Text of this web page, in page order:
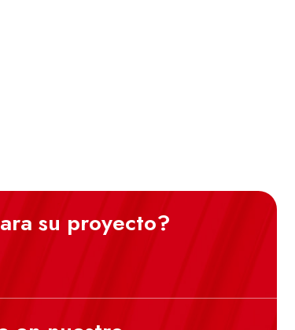
su proyecto?